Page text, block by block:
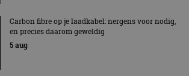
Carbon fibre op je laadkabel: nergens voor nodig,
en precies daarom geweldig
5 aug